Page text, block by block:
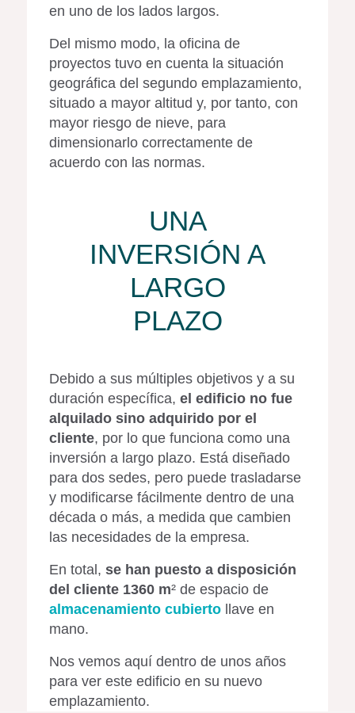
en uno de los lados largos.
Del mismo modo, la oficina de
proyectos tuvo en cuenta la situación
geográfica del segundo emplazamiento,
situado a mayor altitud y, por tanto, con
mayor riesgo de nieve, para
dimensionarlo correctamente de
acuerdo con las normas.
UNA
INVERSIÓN A
LARGO
PLAZO
Debido a sus múltiples objetivos y a su
duración específica,el edificio no fue
alquilado sino adquirido por el
cliente, por lo que funciona como una
inversión a largo plazo. Está diseñado
para dos sedes, pero puede trasladarse
y modificarse fácilmente dentro de una
década o más, a medida que cambien
las necesidades de la empresa.
En total,se han puesto a disposición
del cliente 1360 m² de espacio de
almacenamiento cubierto llave en
mano.
Nos vemos aquí dentro de unos años
para ver este edificio en su nuevo
emplazamiento.